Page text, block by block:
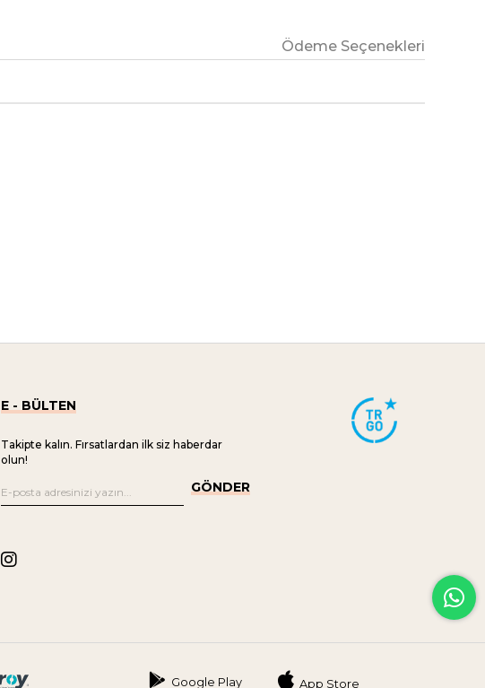
Ödeme Seçenekleri
E - BÜLTEN
Takipte kalın. Fırsatlardan ilk siz haberdar
olun!
GÖNDER
Google Play App Store